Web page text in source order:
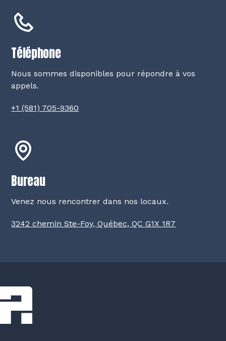
Téléphone
Nous sommes disponibles pour répondre à vos
appels.
+1 (581) 705-9360
Bureau
Venez nous rencontrer dans nos locaux.
3242 chemin Ste-Foy, Québec, QC G1X 1R7